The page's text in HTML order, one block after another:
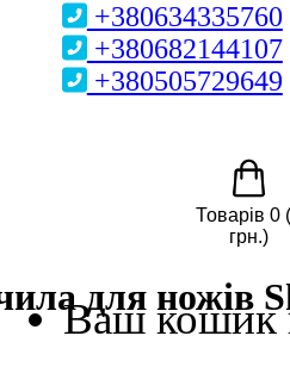
+380634335760
+380682144107
+380505729649
Товарів 0
грн.)
Ваш кошик
для ножів